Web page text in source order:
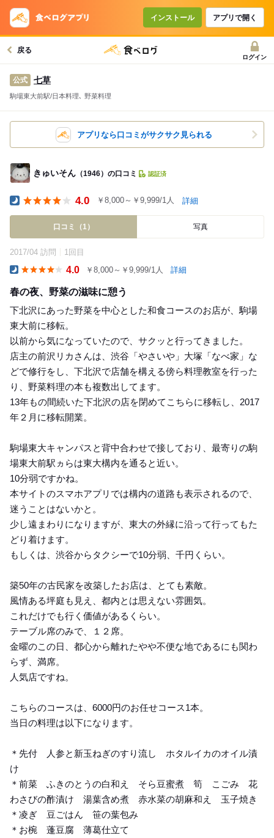
インストール アプリで開く
戻る
ログイン
公式 七草
駒場東大前駅/日本料理､ 野菜料理
アプリなら口コミがサクサク見られる
きゅいそん （1946）の口コミ 認証済
4.0 ￥8,000～￥9,999/1人 詳細
口コミ（1） 写真
2017/04 訪問 1回目
4.0 ￥8,000～￥9,999/1人 詳細
春の夜、野菜の滋味に憩う
下北沢にあった野菜を中心とした和食コースのお店が、駒場
東大前に移転。
以前から気になっていたので、サクッと行ってきました。
店主の前沢リカさんは、渋谷「やさいや」大塚「なべ家」な
どで修行をし、下北沢で店舗を構える傍ら料理教室を行った
り、野菜料理の本も複数出してます。
13年もの間続いた下北沢の店を閉めてこちらに移転し、2017
年２月に移転開業。
駒場東大キャンパスと背中合わせで接しており、最寄りの駒
場東大前駅ヵらは東大構内を通ると近い。
10分弱ですかね。
本サイトのスマホアプリでは構内の道路も表示されるので、
迷うことはないかと。
少し遠まわりになりますが、東大の外縁に沿って行ってもた
どり着けます。
もしくは、渋谷からタクシーで10分弱、千円くらい。
築50年の古民家を改築したお店は、とても素敵。
風情ある坪庭も見え、都内とは思えない雰囲気。
これだけでも行く価値があるくらい。
テーブル席のみで、１２席。
金曜のこの日、都心から離れたやや不便な地であるにも関わ
らず、満席。
人気店ですね。
こちらのコースは、6000円のお任せコース1本。
当日の料理は以下になります。
＊先付 人参と新玉ねぎのすり流し ホタルイカのオイル漬
け
＊前菜 ふきのとうの白和え そら豆蜜煮 筍 こごみ 花
わさびの酢漬け 湯葉含め煮 赤水菜の胡麻和え 玉子焼き
＊凌ぎ 豆ごはん 笹の葉包み
＊お椀 蓬豆腐 薄葛仕立て